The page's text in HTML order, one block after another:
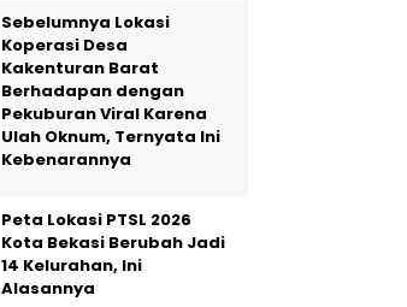
Sebelumnya Lokasi
Koperasi Desa
Kakenturan Barat
Berhadapan dengan
Pekuburan Viral Karena
Ulah Oknum, Ternyata Ini
Kebenarannya
Peta Lokasi PTSL 2026
Kota Bekasi Berubah Jadi
14 Kelurahan, Ini
Alasannya